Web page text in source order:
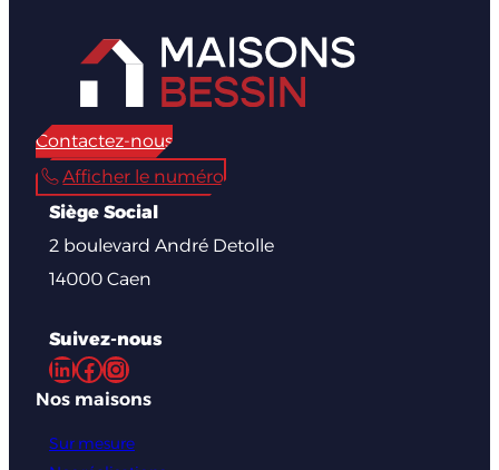
Contactez-nous
Afficher le numéro
Siège Social
2 boulevard André Detolle
14000 Caen
Suivez-nous
LinkedIn Facebook Instagram
Nos maisons
Sur mesure